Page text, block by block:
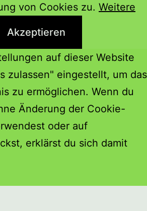
von Cookies zu. Weitere
Akzeptieren
auf dieser Website
zulassen" eingestellt, um das
zu ermöglichen. Wenn du
Änderung der Cookie-
oder auf
erklärst du sich damit